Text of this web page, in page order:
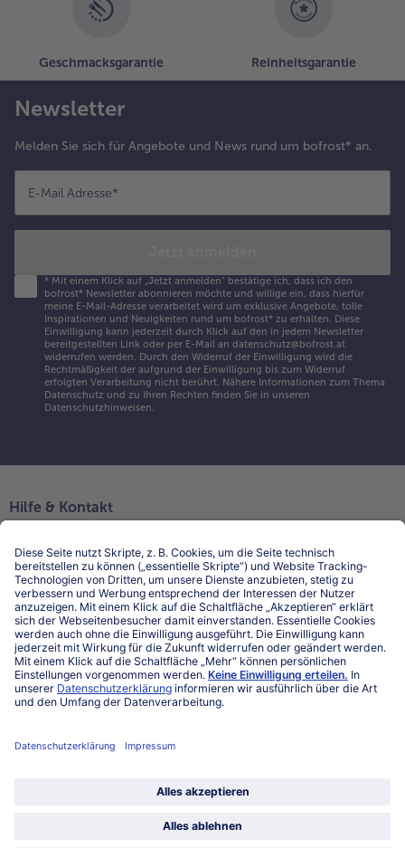
Geschmacksgarantie Reinheitsgarantie
Newsletter
Melden Sie sich für Angebote und News rund um bofrost* an.
E-Mail Adresse*
* Mit einem Klick auf „Jetzt anmelden" bestätige ich, dass ich den
bofrost* Newsletter abonnieren möchte und willige ein, dass hierfür
meine E-Mail-Adresse verarbeitet wird um exklusive Angebote, tolle
Inspirationen und Neuigkeiten rund um bofrost* zu erhalten. Diese
Einwilligung kann jederzeit durch Klick auf den in jedem Newsletter
bereitgestellten Link oder per E-Mail an datenschutz@bofrost.at
widerrufen werden. Durch den Widerruf der Einwilligung wird die
Rechtmäßigkeit der aufgrund der Einwilligung bis zum Widerruf
erfolgten Verarbeitung nicht berührt. Nähere Informationen zum Thema
Datenschutz und zu Ihren Rechten finden Sie in unseren
Datenschutzhinweisen.
Hilfe & Kontakt
Kontakt
FAQ
Service
Unternehmen